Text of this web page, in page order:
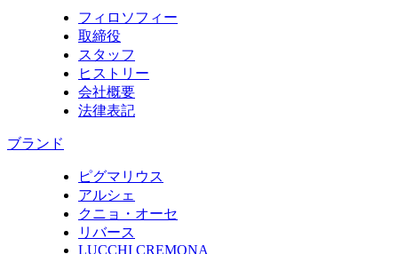
フィロソフィー
取締役
スタッフ
ヒストリー
会社概要
法律表記
ブランド
ピグマリウス
アルシェ
クニョ・オーセ
リバース
LUCCHI CREMONA